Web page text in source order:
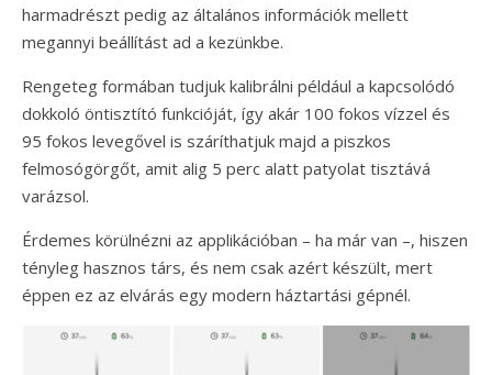
harmadrészt pedig az általános információk mellett
megannyi beállítást ad a kezünkbe.
Rengeteg formában tudjuk kalibrálni például a kapcsolódó
dokkoló öntisztító funkcióját, így akár 100 fokos vízzel és
95 fokos levegővel is száríthatjuk majd a piszkos
felmosógörgőt, amit alig 5 perc alatt patyolat tisztává
varázsol.
Érdemes körülnézni az applikációban – ha már van –, hiszen
tényleg hasznos társ, és nem csak azért készült, mert
éppen ez az elvárás egy modern háztartási gépnél.